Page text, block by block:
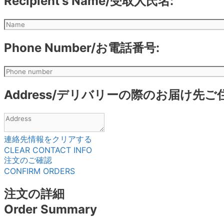
Phone Number/お電話番号:
Address/デリバリーの際のお届け先ご
連絡先情報をクリアする
CLEAR CONTACT INFO
注文のご確認
CONFIRM ORDERS
注文の詳細
Order Summary